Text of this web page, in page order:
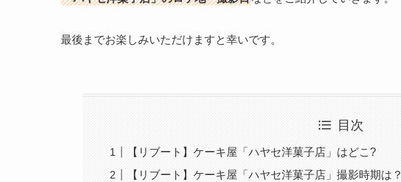
最後までお楽しみいただけますと幸いです。
目次
【リブート】ケーキ屋「ハヤセ洋菓子店」はどこ?
【リブート】ケーキ屋「ハヤセ洋菓子店」撮影時期は？